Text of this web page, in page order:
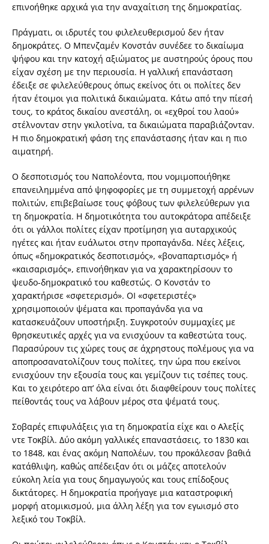
επινοήθηκε αρχικά για την αναχαίτιση της δημοκρατίας.
Πράγματι, οι ιδρυτές του φιλελευθερισμού δεν ήταν
δημοκράτες. Ο Μπενζαμέν Κονστάν συνέδεε το δικαίωμα
ψήφου και την κατοχή αξιώματος με αυστηρούς όρους που
είχαν σχέση με την περιουσία. Η γαλλική επανάσταση
έδειξε σε φιλελεύθερους όπως εκείνος ότι οι πολίτες δεν
ήταν έτοιμοι για πολιτικά δικαιώματα. Κάτω από την πίεσή
τους, το κράτος δικαίου ανεστάλη, οι «εχθροί του λαού»
στέλνονταν στην γκιλοτίνα, τα δικαιώματα παραβιάζονταν.
Η πιο δημοκρατική φάση της επανάστασης ήταν και η πιο
αιματηρή.
Ο δεσποτισμός του Ναπολέοντα, που νομιμοποιήθηκε
επανειλημμένα από ψηφοφορίες με τη συμμετοχή αρρένων
πολιτών, επιβεβαίωσε τους φόβους των φιλελεύθερων για
τη δημοκρατία. Η δημοτικότητα του αυτοκράτορα απέδειξε
ότι οι γάλλοι πολίτες είχαν προτίμηση για αυταρχικούς
ηγέτες και ήταν ευάλωτοι στην προπαγάνδα. Νέες λέξεις,
όπως «δημοκρατικός δεσποτισμός», «βοναπαρτισμός» ή
«καισαρισμός», επινοήθηκαν για να χαρακτηρίσουν το
ψευδο-δημοκρατικό του καθεστώς. Ο Κονστάν το
χαρακτήρισε «σφετερισμό». ΟΙ «σφετεριστές»
χρησιμοποιούν ψέματα και προπαγάνδα για να
κατασκευάζουν υποστήριξη. Συγκροτούν συμμαχίες με
θρησκευτικές αρχές για να ενισχύουν τα καθεστώτα τους.
Παρασύρουν τις χώρες τους σε άχρηστους πολέμους για να
αποπροσανατολίζουν τους πολίτες, την ώρα που εκείνοι
ενισχύουν την εξουσία τους και γεμίζουν τις τσέπες τους.
Και το χειρότερο απ’ όλα είναι ότι διαφθείρουν τους πολίτες
πείθοντάς τους να λάβουν μέρος στα ψέματά τους.
Σοβαρές επιφυλάξεις για τη δημοκρατία είχε και ο Αλεξίς
ντε Τοκβίλ. Δύο ακόμη γαλλικές επαναστάσεις, το 1830 και
το 1848, και ένας ακόμη Ναπολέων, του προκάλεσαν βαθιά
κατάθλιψη, καθώς απέδειξαν ότι οι μάζες αποτελούν
εύκολη λεία για τους δημαγωγούς και τους επίδοξους
δικτάτορες. Η δημοκρατία προήγαγε μια καταστροφική
μορφή ατομικισμού, μια άλλη λέξη για τον εγωισμό στο
λεξικό του Τοκβίλ.